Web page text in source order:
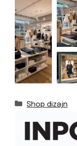
Kategórie
Shop dizajn